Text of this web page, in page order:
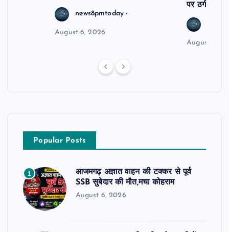
news8pmtoday
August 6, 2026
पर ठगी और
August 6,
Popular Posts
1
आजमगढ़ अज्ञात वाहन की टक्कर से पूर्व
SSB सुबेदार की मौत,मचा कोहराम
August 6, 2026